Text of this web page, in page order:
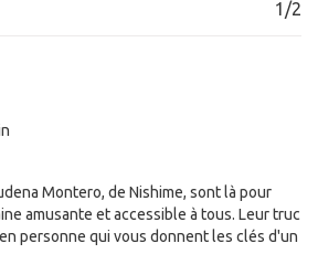
1/2
Montero, de Nishime, sont là pour
amusante et accessible à tous. Leur truc
personne qui vous donnent les clés d'un